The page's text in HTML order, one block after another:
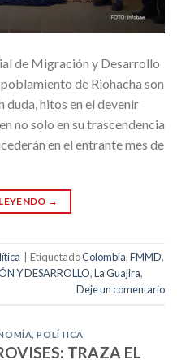
de Migración y Desarrollo
de Riohacha son
duda, hitos en el devenir
no solo en su trascendencia
en el entrante mes de
→
EtiquetadoColombia,FMMD,
Y DESARROLLO,La Guajira,
Deje un comentario
,POLÍTICA
TRAZA EL